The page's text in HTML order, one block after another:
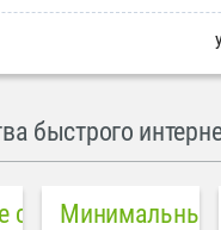
быстрого
соединение
Минимальный